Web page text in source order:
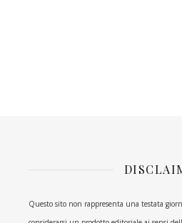
Questo sito non rappresenta una testata